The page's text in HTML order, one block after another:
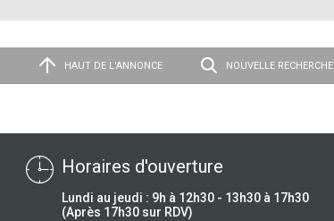
HAUT DE L'ANNONCE NOUVELLE RECHERCHE
Horaires d'ouverture
Lundi au jeudi : 9h à 12h30 - 13h30 à 17h30
(Après 17h30 sur RDV)